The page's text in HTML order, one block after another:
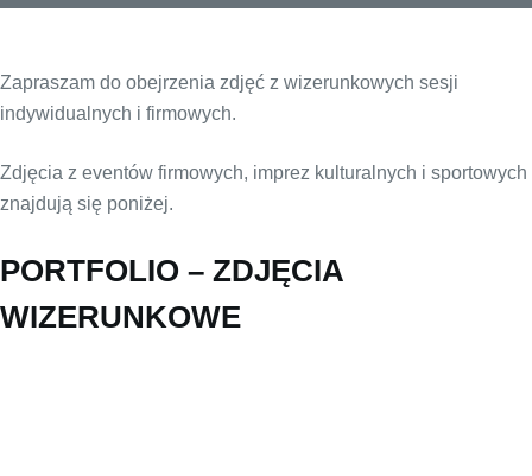
Zapraszam do obejrzenia zdjęć z wizerunkowych sesji
indywidualnych i firmowych.
Zdjęcia z eventów firmowych, imprez kulturalnych i sportowych
znajdują się poniżej.
PORTFOLIO – ZDJĘCIA
WIZERUNKOWE